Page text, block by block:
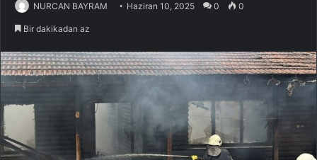
NURCAN BAYRAM Haziran 10, 2025 0 0
Bir dakikadan az